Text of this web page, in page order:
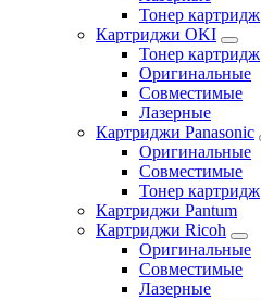
Тонер картридж
Картриджи OKI
Тонер картридж
Оригинальные
Совместимые
Лазерные
Картриджи Panasonic
Оригинальные
Совместимые
Тонер картридж
Картриджи Pantum
Картриджи Ricoh
Оригинальные
Совместимые
Лазерные